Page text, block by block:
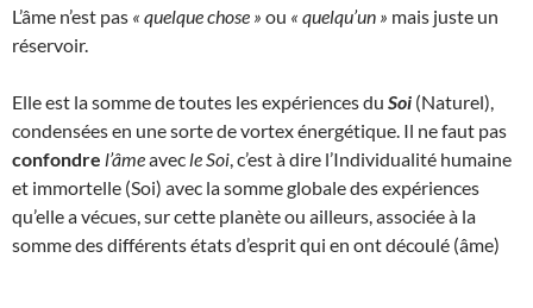
L’âme n’est pas « quelque chose » ou « quelqu’un » mais juste un
réservoir.
Elle est la somme de toutes les expériences du Soi (Naturel),
condensées en une sorte de vortex énergétique. Il ne faut pas
confondre l’âmeavec le Soi , c’est à dire l’Individualité humaine
et immortelle (Soi) avec la somme globale des expériences
qu’elle a vécues, sur cette planète ou ailleurs, associée à la
somme des différents états d’esprit qui en ont découlé (âme)